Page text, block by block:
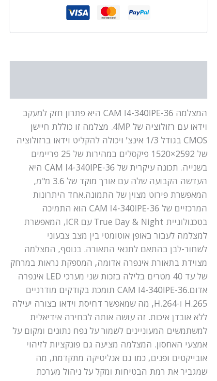
המצלמה CAM I4-340IPE-36 היא פתרון חזק למעקב
וידאו עם רזולוציה של 4MP. מצלמה זו כוללת חיישן
CMOS בגודל 1/3 אינצ' ויכולה להקליט וידאו ברזולוציה
של 2592×1520 פיקסלים במהירות של 25 פריימים
בשנייה. תכונה עיקרית של CAM I4-340IPE-36 היא
העדשה הקבועה שלה עם אורך מוקד של 3.6 מ"מ,
המאפשרת פירוט מצוין של התמונה.אחד היתרונות
המרכזיים של CAM I4-340IPE-36 הוא התמיכה
בטכנולוגיית True Day & Night עם ICR, המאפשרת
למצלמה לעבור באופן אוטומטי בין מצב צבעוני
לשחור-לבן בהתאם לתנאי התאורה. בנוסף, המצלמה
מצוידת בתאורת אינפרה אדומה, המספקת נראות במרחק
של עד 40 מטרים בלילה בזכות שני מערכי LED אינפרה
אדום.CAM I4-340IPE-36 תומכת בקודקים מודרניים
H.265 ו-H.264, מה שמאפשר דחיסת וידאו בצורה יעילה
ללא אובדן איכות. זה עושה אותה לבחירה אידיאלית
למשתמשים המעוניינים לשמור על נפח נתונים ומקום על
אמצעי האחסון. המצלמה מציעה גם פונקציות לזיהוי
אובייקטים ופנים, כמו גם אנליטיקה מתקדמת, מה
שמגביר את רמת הבטיחות ומקל על ניהול מערכת